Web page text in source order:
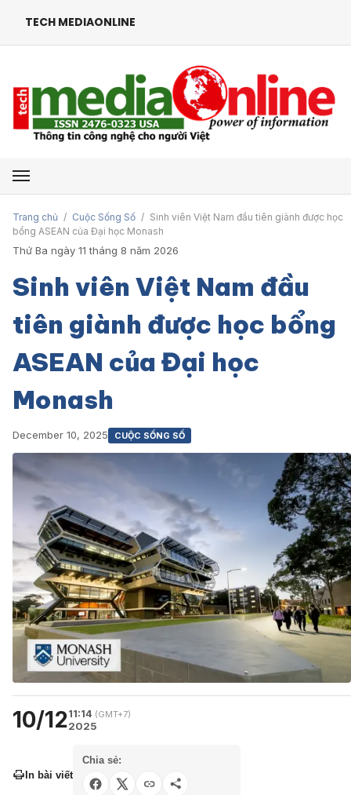
TECH MEDIAONLINE
Mở menu
Trang chủ / Cuộc Sống Số / Sinh viên Việt Nam đầu tiên giành được học
bổng ASEAN của Đại học Monash
Thứ Ba ngày 11 tháng 8 năm 2026
Sinh viên Việt Nam đầu
tiên giành được học bổng
ASEAN của Đại học
Monash
December 10, 2025 CUỘC SỐNG SỐ
10/1211:14 (GMT+7)
2025
In bài viết
Chia sẻ: